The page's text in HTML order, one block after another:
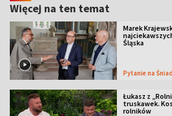
Więcej na ten temat
Marek
Śląska
Pytanie na
Łukasz z
truskawek.
rolników